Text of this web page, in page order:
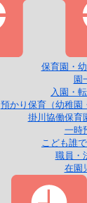
保育園・
園
入園・
預かり保育（幼稚園
掛川協働保育
一時
こども誰
職員・
在園